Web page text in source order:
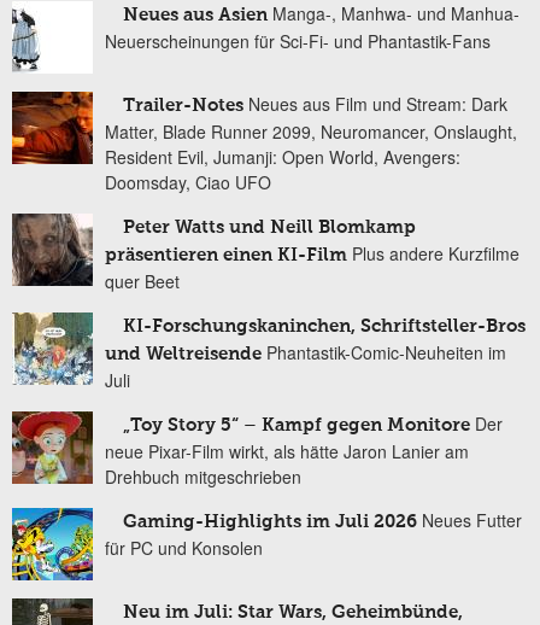
Neues aus Asien Manga-, Manhwa- und Manhua-
Neuerscheinungen für Sci-Fi- und Phantastik-Fans
Trailer-Notes Neues aus Film und Stream: Dark
Matter, Blade Runner 2099, Neuromancer, Onslaught,
Resident Evil, Jumanji: Open World, Avengers:
Doomsday, Ciao UFO
Peter Watts und Neill Blomkamp
präsentieren einen KI-Film Plus andere Kurzfilme
quer Beet
KI-Forschungskaninchen, Schriftsteller-Bros
und Weltreisende Phantastik-Comic-Neuheiten im
Juli
„Toy Story 5“ – Kampf gegen Monitore Der
neue Pixar-Film wirkt, als hätte Jaron Lanier am
Drehbuch mitgeschrieben
Gaming-Highlights im Juli 2026 Neues Futter
für PC und Konsolen
Neu im Juli: Star Wars, Geheimbünde,